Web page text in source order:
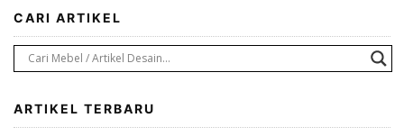
CARI ARTIKEL
ARTIKEL TERBARU